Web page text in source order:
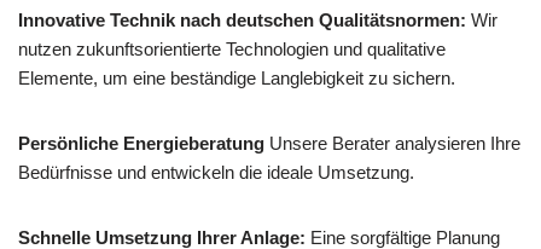
Innovative Technik nach deutschen Qualitätsnormen: Wir
nutzen zukunftsorientierte Technologien und qualitative
Elemente, um eine beständige Langlebigkeit zu sichern.
Persönliche Energieberatung Unsere Berater analysieren Ihre
Bedürfnisse und entwickeln die ideale Umsetzung.
Schnelle Umsetzung Ihrer Anlage: Eine sorgfältige Planung